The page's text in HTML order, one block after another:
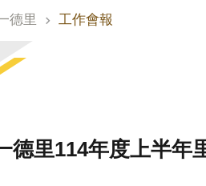
德里 工作會報
德里114年度上半年